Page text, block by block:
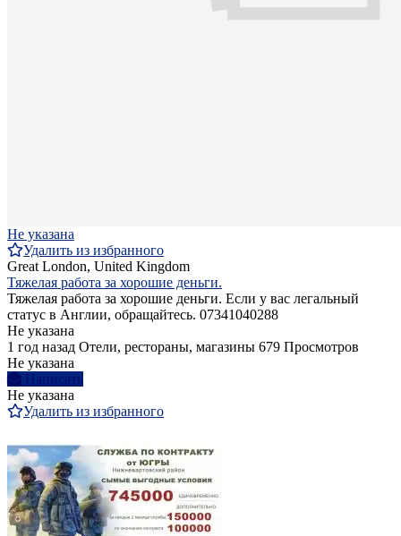
Не указана
Удалить из избранного
Great London, United Kingdom
Тяжелая работа за хорошие деньги.
Тяжелая работа за хорошие деньги. Если у вас легальный
статус в Англии, обращайтесь. 07341040288
Не указана
1 год назад Отели, рестораны, магазины 679 Просмотров
Не указана
Написать
Не указана
Удалить из избранного